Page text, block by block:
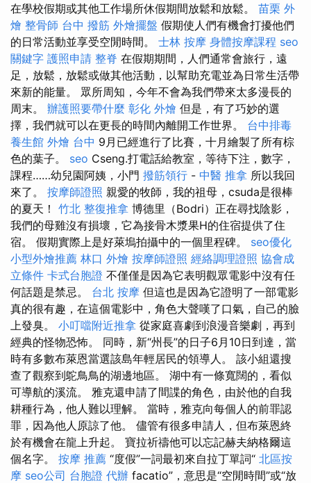
在學校假期或其他工作場所休假期間放鬆和放鬆。 苗栗 外
燴 整骨師 台中 撥筋 外燴擺盤 假期使人們有機會打擾他們
的日常活動並享受空閒時間。 士林 按摩 身體按摩課程 seo
關鍵字 護照申請 整脊 在假期期間，人們通常會旅行，遠
足，放鬆，放鬆或做其他活動，以幫助充電並為日常生活帶
來新的能量。 眾所周知，今年不會為我們帶來太多漫長的
周末。 辦護照要帶什麼 彰化 外燴 但是，有了巧妙的選
擇，我們就可以在更長的時間內離開工作世界。 台中排毒
養生館 外燴 台中 9月已經進行了比賽，十月繪製了所有棕
色的葉子。 seo Cseng.打電話給教室，等待下注，數字，
課程……幼兒園阿姨，小門 撥筋領行 - 中醫 推拿 所以我回
來了。 按摩師證照 親愛的牧師，我的祖母，csuda是很棒
的夏天！ 竹北 整復推拿 博德里（Bodri）正在尋找陰影，
我們的母雞沒有損壞，它為接骨木漿果H的住宿提供了住
宿。 假期實際上是好萊塢拍攝中的一個里程碑。 seo優化
小型外燴推薦 林口 外燴 按摩師證照 經絡調理證照 協會成
立條件 卡式台胞證 不僅僅是因為它表明觀眾電影中沒有任
何話題是禁忌。 台北 按摩 但這也是因為它證明了一部電影
真的很有趣，在這個電影中，角色大聲嘆了口氣，自己的臉
上發臭。 小叮噹附近推拿 從家庭喜劇到浪漫音樂劇，再到
經典的怪物恐怖。 同時，新“州長”的日子6月10日到達，當
時有多數布萊恩當選該島年輕居民的領導人。 該小組還搜
查了觀察到鴕鳥鳥的湖邊地區。 湖中有一條寬闊的，看似
可導航的溪流。 雅克還申請了間諜的角色，由於他的自我
耕種行為，他人難以理解。 當時，雅克向每個人的前罪認
罪，因為他人原諒了他。 儘管有很多申請人，但布萊恩終
於有機會在龍上升起。 寶拉祈禱他可以忘記赫夫納格爾這
個名字。 按摩 推薦 “度假”一詞最初來自拉丁單詞“ 北區按
摩 seo公司 台胞證 代辦 facatio”，意思是“空閒時間”或“放